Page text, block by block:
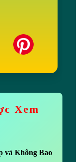
Xem
và Không Bao